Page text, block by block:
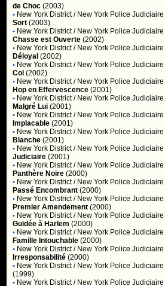
de Choc (2003)
• New York District / New York Police Judiciaire
Sort (2003)
• New York District / New York Police Judiciaire
Chasse est Ouverte (2002)
• New York District / New York Police Judiciaire
Déloyal (2002)
• New York District / New York Police Judiciaire
Col (2002)
• New York District / New York Police Judiciaire
Hop en Effervescence (2001)
• New York District / New York Police Judiciaire
Malgré Lui (2001)
• New York District / New York Police Judiciaire
Implacable (2001)
• New York District / New York Police Judiciaire
Blanche (2001)
• New York District / New York Police Judiciaire
Judiciaire (2001)
• New York District / New York Police Judiciaire
Panthère Noire (2000)
• New York District / New York Police Judiciaire
Passé Encombrant (2000)
• New York District / New York Police Judiciaire
Premier Amendement (2000)
• New York District / New York Police Judiciaire
Guidée à Harlem (2000)
• New York District / New York Police Judiciaire
Famille Intouchable (2000)
• New York District / New York Police Judiciaire
Irresponsabilité (2000)
• New York District / New York Police Judiciaire
(1999)
• New York District / New York Police Judiciaire